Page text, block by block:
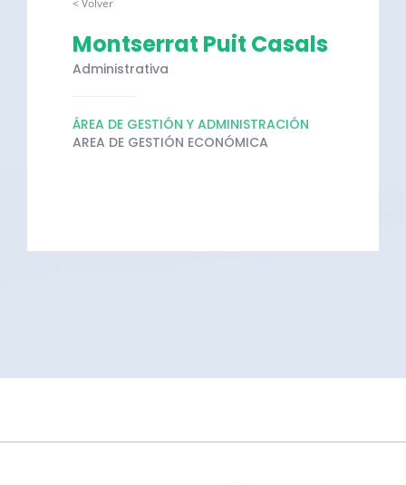
Montserrat Puit Casals
Administrativa
ÁREA DE GESTIÓN Y ADMINISTRACIÓN
AREA DE GESTIÓN ECONÓMICA